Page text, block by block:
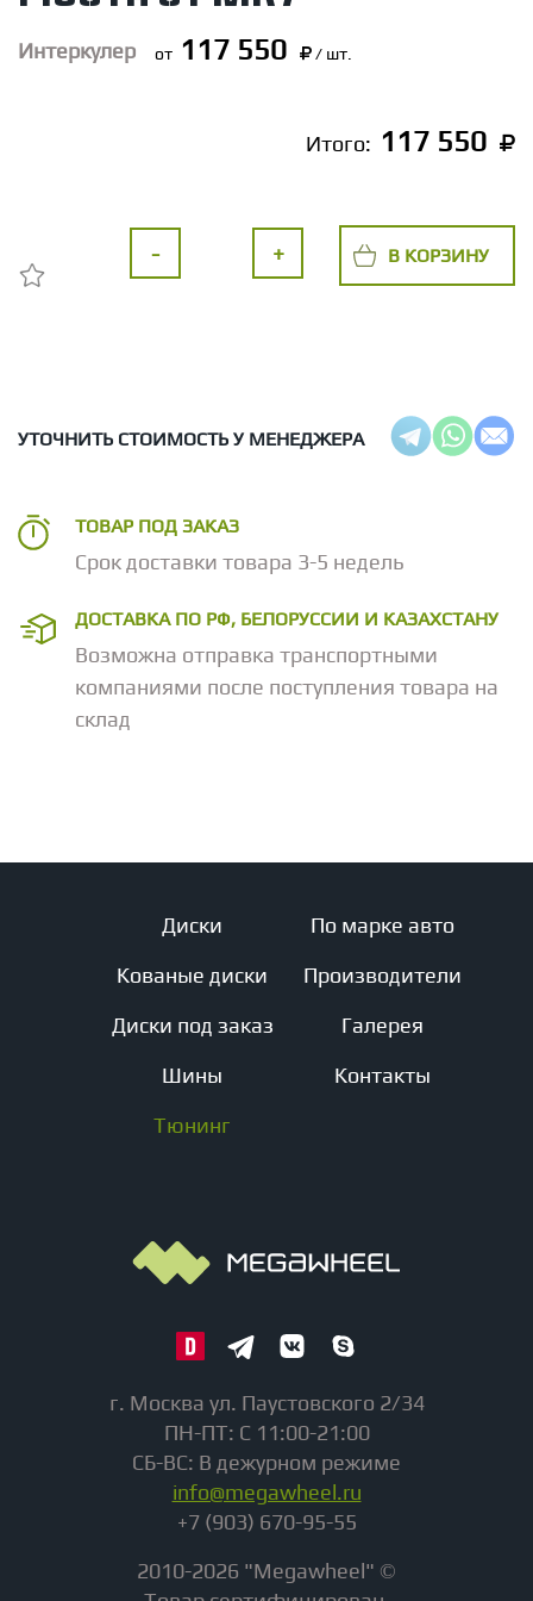
Интеркулер от 117 550 / шт.
Итого: 117 550
- + В КОРЗИНУ
УТОЧНИТЬ СТОИМОСТЬ У МЕНЕДЖЕРА
ТОВАР ПОД ЗАКАЗ
Срок доставки товара 3-5 недель
ДОСТАВКА ПО РФ, БЕЛОРУССИИ И КАЗАХСТАНУ
Возможна отправка транспортными
компаниями после поступления товара на
склад
Диски
Кованые диски
Диски под заказ
Шины
Тюнинг
По марке авто
Производители
Галерея
Контакты
г. Москва ул. Паустовского 2/34
ПН-ПТ: С 11:00-21:00
СБ-ВС: В дежурном режиме
info@megawheel.ru
+7 (903) 670-95-55
2010-2026 "Megawheel" ©